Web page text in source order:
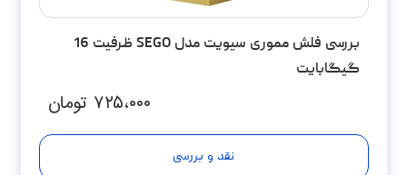
بررسی فلش مموری سیویت مدل SEGO ظرفیت 16
گیگابایت
۷۲۵،۰۰۰ تومان
نقد و بررسی